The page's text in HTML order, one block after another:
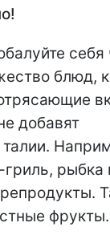
блюд,
добавят
рыбка
фрукты.